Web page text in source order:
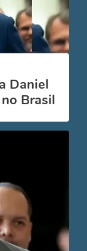
Daniel
Brasil